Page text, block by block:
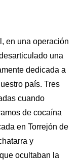
en una operación
una
dedicada a
país. Tres
cuando
de cocaína
en Torrejón de
y
ocultaban la